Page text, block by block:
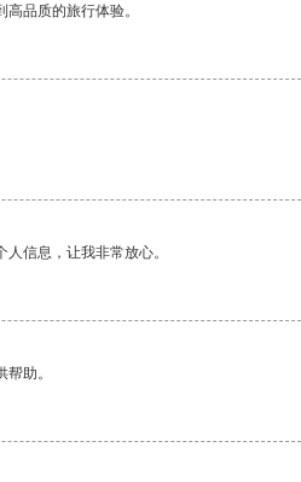
品质的旅行体验。
信息，让我非常放心。
助。